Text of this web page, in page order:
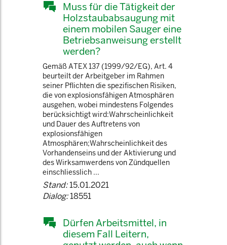
Muss für die Tätigkeit der
Holzstaubabsaugung mit
einem mobilen Sauger eine
Betriebsanweisung erstellt
werden?
Gemäß ATEX 137 (1999/92/EG), Art. 4
beurteilt der Arbeitgeber im Rahmen
seiner Pflichten die spezifischen Risiken,
die von explosionsfähigen Atmosphären
ausgehen, wobei mindestens Folgendes
berücksichtigt wird:Wahrscheinlichkeit
und Dauer des Auftretens von
explosionsfähigen
Atmosphären;Wahrscheinlichkeit des
Vorhandenseins und der Aktivierung und
des Wirksamwerdens von Zündquellen
einschliesslich ...
Stand:15.01.2021
Dialog:18551
Dürfen Arbeitsmittel, in
diesem Fall Leitern,